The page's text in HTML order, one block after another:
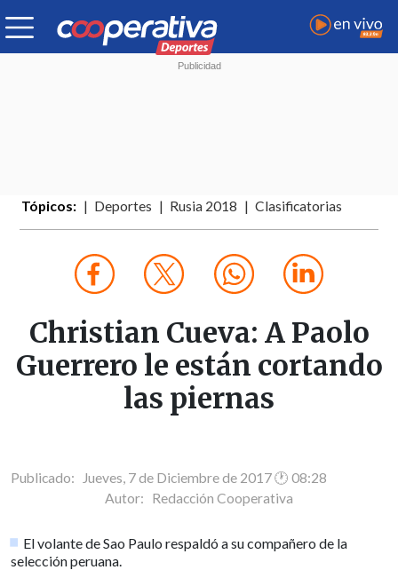
Tópicos: Deportes Rusia 2018 Clasificatorias
Christian Cueva: A Paolo
Guerrero le están cortando
las piernas
Publicado: Jueves, 7 de Diciembre de 2017 🕐 08:28
Autor: Redacción Cooperativa
El volante de Sao Paulo respaldó a su compañero de la
selección peruana.